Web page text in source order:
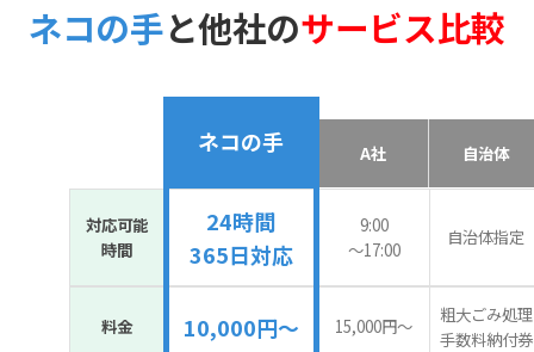
ネコの手と他社のサービス比較
ネコの手 A社 自治体
対応可能
時間
24時間
365日対応
9:00
〜17:00
自治体指定
料金 10,000円～ 15,000円〜
粗大ごみ処理
手数料納付券